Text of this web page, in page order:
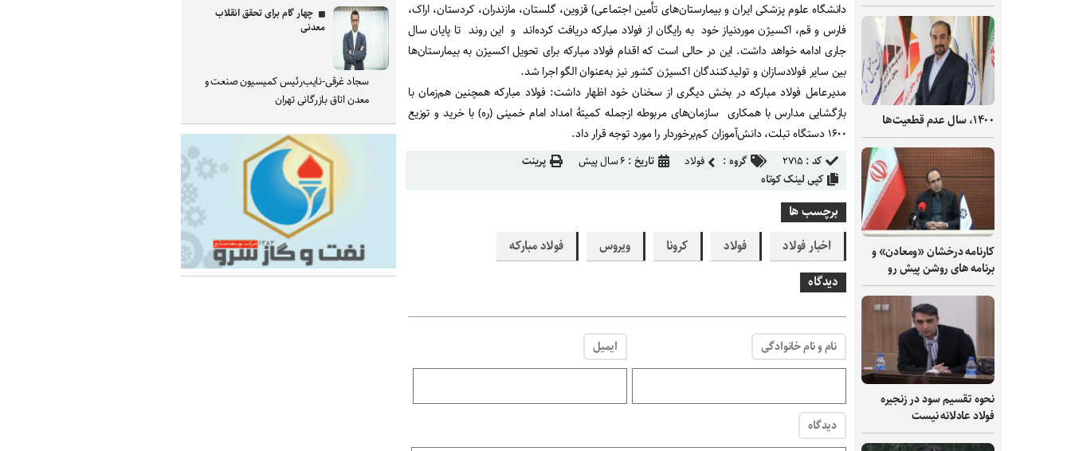
۱۴۰۰، سال عدم قطعیت‌ها
کارنامه درخشان «ومعادن» و
برنامه های روشن پیش رو
نحوه تقسیم سود در زنجیره
فولاد عادلانه نیست
دانشگاه علوم پزشکی ایران و بیمارستان‌های تأمین اجتماعی) قزوین، گلستان، مازندران، کردستان، اراک،
فارس و قم، اکسیژن موردنیاز خود به‌ رایگان از فولاد مبارکه دریافت کرده‌اند و این روند تا پایان سال
جاری ادامه خواهد داشت. این در حالی است که اقدام فولاد مبارکه برای تحویل اکسیژن به بیمارستان‌ها
بین سایر فولادسازان و تولیدکنندگان اکسیژن کشور نیز به‌عنوان الگو اجرا شد.
مدیرعامل فولاد مبارکه در بخش دیگری از سخنان خود اظهار داشت: فولاد مبارکه همچنین هم‌زمان با
بازگشایی مدارس با همکاری سازمان‌های مربوطه ازجمله کمیتۀ امداد امام خمینی (ره) با خرید و توزیع
۱۶۰۰ دستگاه تبلت، دانش‌آموزان کم‌برخوردار را مورد توجه قرار داد.
کد : ۲۷۱۵ گروه : فولاد تاریخ : ۶ سال پیش
پرینت
کپی لینک کوتاه
برچسب ها
اخبار فولاد
فولاد کرونا ویروس
فولاد مبارکه
دیدگاه
نام و نام خانوادگی ایمیل
دیدگاه
چهار گام برای تحقق انقلاب
معدنی
سجاد غرقی-نایب‌رئیس کمیسیون صنعت و
معدن اتاق بازرگانی تهران